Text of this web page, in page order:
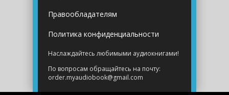
Правообладателям
Политика конфиденциальности
Наслаждайтесь любимыми аудиокнигами!
По вопросам обращайтесь на почту:
order.myaudiobook@gmail.com